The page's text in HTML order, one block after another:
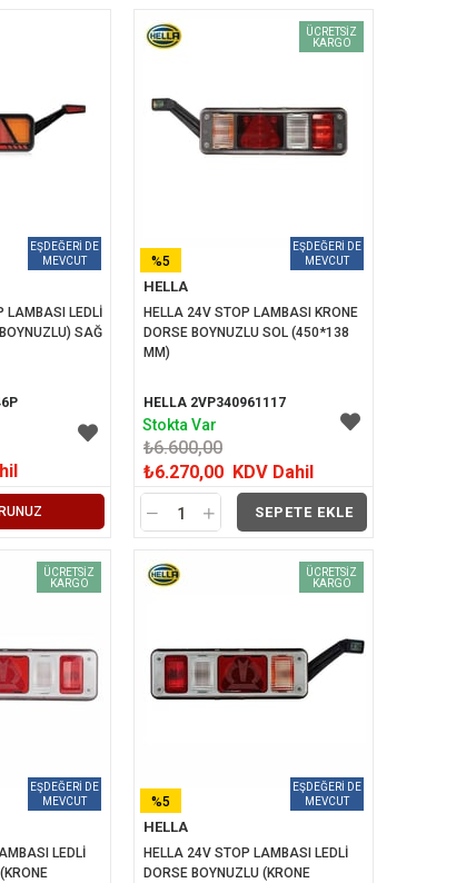
LAMBASI LEDLİ
SAĞ
HELLA
HELLA 24V STOP LAMBASI KRONE
DORSE BOYNUZLU SOL (450*138
MM)
HELLA 2VP340961117
₺6.600,00
₺6.270,00 KDV Dahil
SEPETE EKLE
%5
İNDIRIM
ÜCRETSIZ
KARGO
Stokta Var
LEDLİ
ÜCRETSIZ
KARGO
HELLA
HELLA 24V STOP LAMBASI LEDLİ
DORSE BOYNUZLU (KRONE
%5
İNDIRIM
ÜCRETSIZ
KARGO